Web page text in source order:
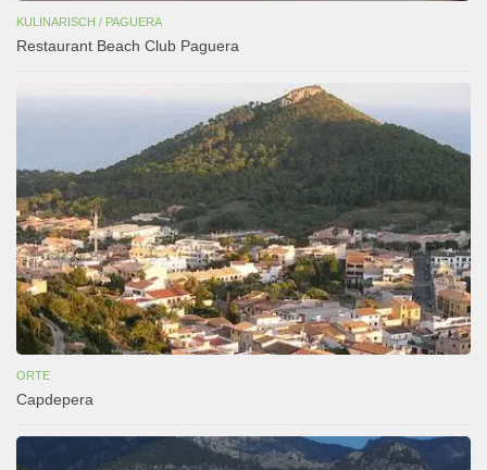
KULINARISCH / PAGUERA
Restaurant Beach Club Paguera
ORTE
Capdepera